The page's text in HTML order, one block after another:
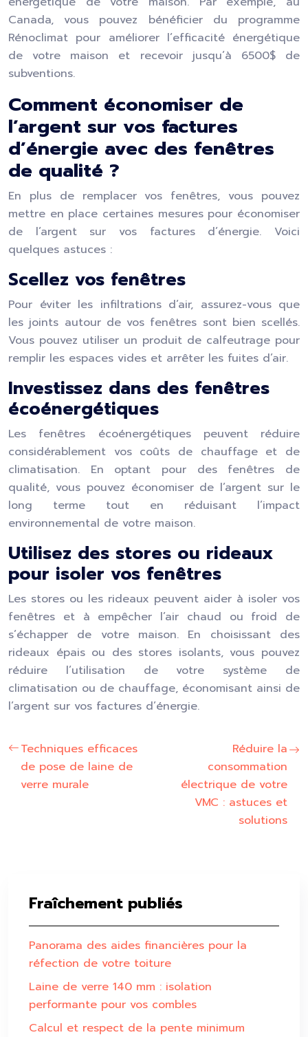
Canada, vous pouvez bénéficier du programme
Rénoclimat pour améliorer l’efficacité énergétique
de votre maison et recevoir jusqu’à 6500$ de
subventions.
Comment économiser de
l’argent sur vos factures
d’énergie avec des fenêtres
de qualité ?
En plus de remplacer vos fenêtres, vous pouvez
mettre en place certaines mesures pour économiser
de l’argent sur vos factures d’énergie. Voici
quelques astuces :
Scellez vos fenêtres
Pour éviter les infiltrations d’air, assurez-vous que
les joints autour de vos fenêtres sont bien scellés.
Vous pouvez utiliser un produit de calfeutrage pour
remplir les espaces vides et arrêter les fuites d’air.
Investissez dans des fenêtres
écoénergétiques
Les fenêtres écoénergétiques peuvent réduire
considérablement vos coûts de chauffage et de
climatisation. En optant pour des fenêtres de
qualité, vous pouvez économiser de l’argent sur le
long terme tout en réduisant l’impact
environnemental de votre maison.
Utilisez des stores ou rideaux
pour isoler vos fenêtres
Les stores ou les rideaux peuvent aider à isoler vos
fenêtres et à empêcher l’air chaud ou froid de
s’échapper de votre maison. En choisissant des
rideaux épais ou des stores isolants, vous pouvez
réduire l’utilisation de votre système de
climatisation ou de chauffage, économisant ainsi de
l’argent sur vos factures d’énergie.
Techniques efficaces
de pose de laine de
verre murale
Réduire la
consommation
électrique de votre
VMC : astuces et
solutions
Fraîchement publiés
Panorama des aides financières pour la
réfection de votre toiture
Laine de verre 140 mm : isolation
performante pour vos combles
Calcul et respect de la pente minimum